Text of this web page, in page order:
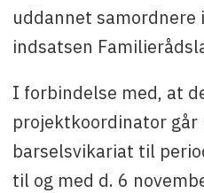
uddannet samordnere
indsatsen
I forbindelse med, at
projektkoordinator går
barselsvikariat til
til og med d. 6